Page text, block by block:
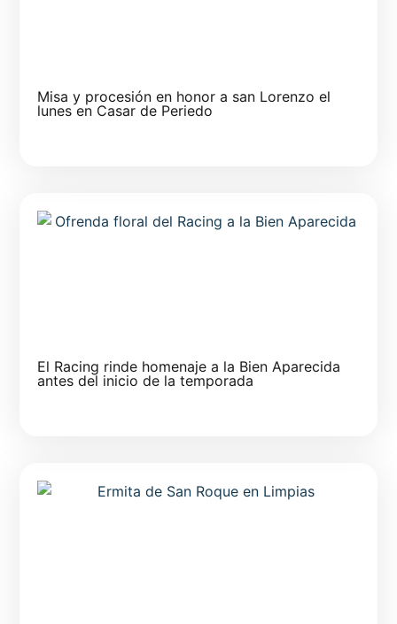
Misa y procesión en honor a san Lorenzo el
lunes en Casar de Periedo
El Racing rinde homenaje a la Bien Aparecida
antes del inicio de la temporada